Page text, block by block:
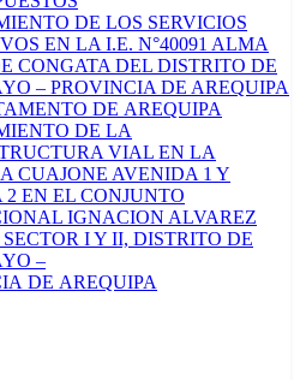
DE LOS SERVICIOS
EN LA I.E. N°40091 ALMA
CONGATA DEL DISTRITO DE
– PROVINCIA DE AREQUIPA
DE AREQUIPA
DE LA
VIAL EN LA
CUAJONE AVENIDA 1 Y
EN EL CONJUNTO
IGNACION ALVAREZ
I Y II, DISTRITO DE
–
DE AREQUIPA